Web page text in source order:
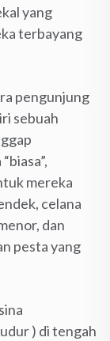
yang
terbayang
pengunjung
sebuah
mereka
celana
dan
pesta yang
) di tengah